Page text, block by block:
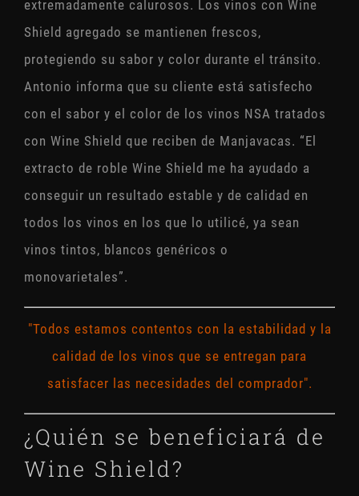
extremadamente calurosos. Los vinos con Wine
Shield agregado se mantienen frescos,
protegiendo su sabor y color durante el tránsito.
Antonio informa que su cliente está satisfecho
con el sabor y el color de los vinos NSA tratados
con Wine Shield que reciben de Manjavacas. “El
extracto de roble Wine Shield me ha ayudado a
conseguir un resultado estable y de calidad en
todos los vinos en los que lo utilicé, ya sean
vinos tintos, blancos genéricos o
monovarietales”.
"Todos estamos contentos con la estabilidad y la
calidad de los vinos que se entregan para
satisfacer las necesidades del comprador".
¿Quién se beneficiará de
Wine Shield?